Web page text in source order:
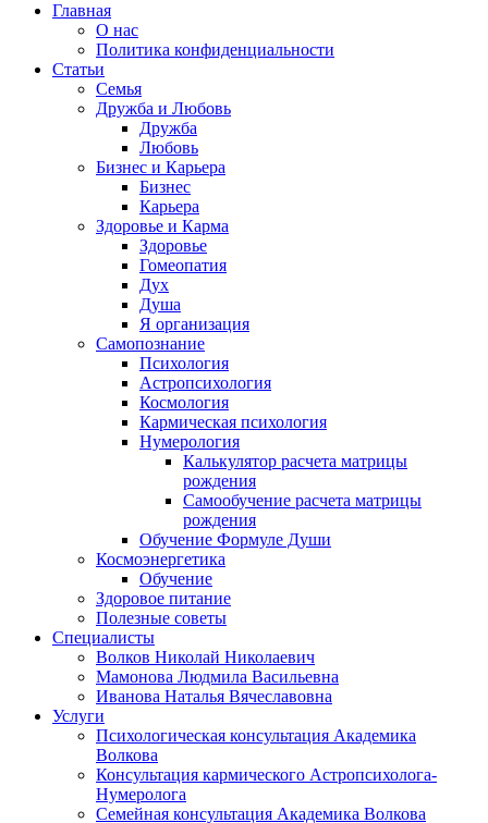
Главная
О нас
Политика конфиденциальности
Статьи
Семья
Дружба и Любовь
Дружба
Любовь
Бизнес и Карьера
Бизнес
Карьера
Здоровье и Карма
Здоровье
Гомеопатия
Дух
Душа
Я организация
Самопознание
Психология
Астропсихология
Космология
Кармическая психология
Нумерология
Калькулятор расчета матрицы
рождения
Самообучение расчета матрицы
рождения
Обучение Формуле Души
Космоэнергетика
Обучение
Здоровое питание
Полезные советы
Специалисты
Волков Николай Николаевич
Мамонова Людмила Васильевна
Иванова Наталья Вячеславовна
Услуги
Психологическая консультация Академика
Волкова
Консультация кармического Астропсихолога-
Нумеролога
Семейная консультация Академика Волкова